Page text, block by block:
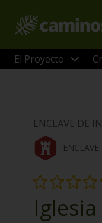
El Proyecto
ENCLAVE DE